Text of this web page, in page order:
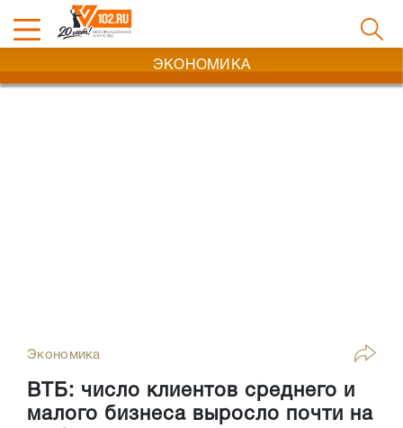
ЭКОНОМИКА
Экономика
ВТБ: число клиентов среднего и
малого бизнеса выросло почти на